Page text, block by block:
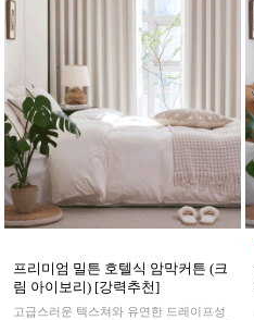
프리미엄 밀튼 호텔식 암막커튼 (크
림 아이보리) [강력추천]
고급스러운 텍스쳐와 유연한 드레이프성